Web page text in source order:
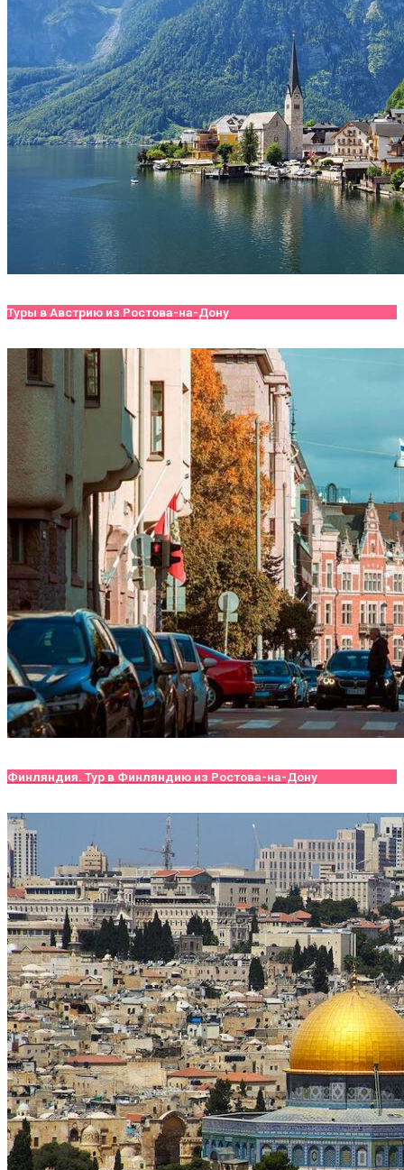
Туры в Австрию из Ростова-на-Дону
Финляндия. Тур в Финляндию из Ростова-на-Дону